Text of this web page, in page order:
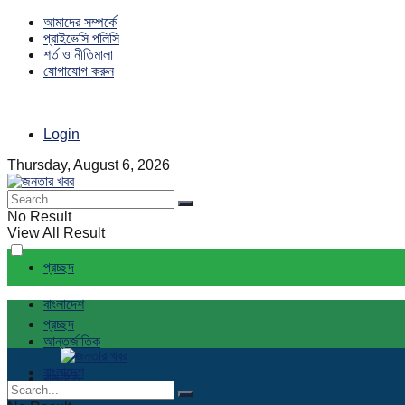
আমাদের সম্পর্কে
প্রাইভেসি পলিসি
শর্ত ও নীতিমালা
যোগাযোগ করুন
Login
Thursday, August 6, 2026
No Result
View All Result
প্রচ্ছদ
বাংলাদেশ
আন্তর্জাতিক
রাজনীতি
প্রচ্ছদ
বাংলাদেশ